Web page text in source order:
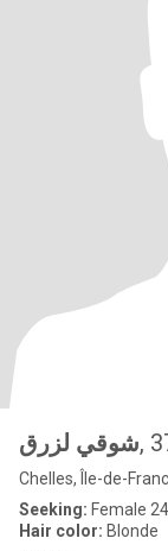
شوقي لزرق,
Chelles, Île-de-
Seeking: Female
Hair color: Blonde